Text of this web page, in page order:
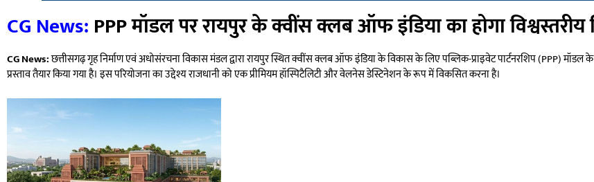
CG News: PPPमॉडल पर रायपुर के क्वींस क्लब ऑफ इंडिया का होगा
CG News:छत्तीसगढ़ गृह निर्माण एवं अधोसंरचना विकास मंडल द्वारा रायपुर स्थित क्वींस क्लब ऑफ इंडिया के विकास के लिए पब्लिक-प्राइवेट पार्टनरशिप (PPP)
प्रस्ताव तैयार किया गया है। इस परियोजना का उद्देश्य राजधानी को एक प्रीमियम हॉस्पिटैलिटी और वेलनेस डेस्टिनेशन के रूप में विकसित करना है।